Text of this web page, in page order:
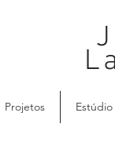
Projetos